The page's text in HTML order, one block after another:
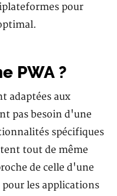
pour
PWA ?
adaptées aux
pas besoin d'une
spécifiques
tout de même
de celle d'une
les applications